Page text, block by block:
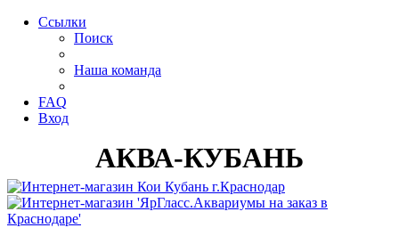
Ссылки
Поиск
Наша команда
FAQ
Вход
АКВА-КУБАНЬ